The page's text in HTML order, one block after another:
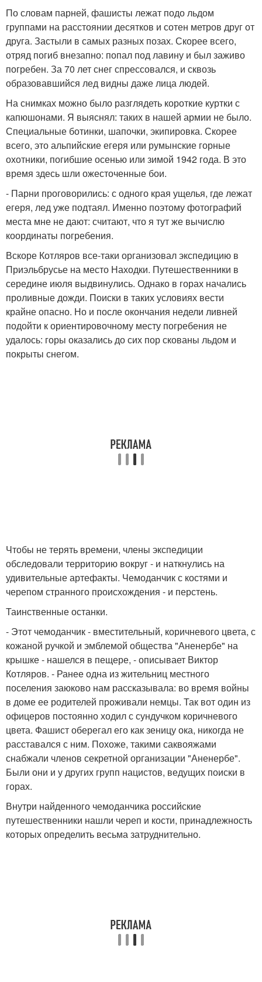
По словам парней, фашисты лежат подо льдом
группами на расстоянии десятков и сотен метров друг от
друга. Застыли в самых разных позах. Скорее всего,
отряд погиб внезапно: попал под лавину и был заживо
погребен. За 70 лет снег спрессовался, и сквозь
образовавшийся лед видны даже лица людей.
На снимках можно было разглядеть короткие куртки с
капюшонами. Я выяснял: таких в нашей армии не было.
Специальные ботинки, шапочки, экипировка. Скорее
всего, это альпийские егеря или румынские горные
охотники, погибшие осенью или зимой 1942 года. В это
время здесь шли ожесточенные бои.
- Парни проговорились: с одного края ущелья, где лежат
егеря, лед уже подтаял. Именно поэтому фотографий
места мне не дают: считают, что я тут же вычислю
координаты погребения.
Вскоре Котляров все-таки организовал экспедицию в
Приэльбрусье на место Находки. Путешественники в
середине июля выдвинулись. Однако в горах начались
проливные дожди. Поиски в таких условиях вести
крайне опасно. Но и после окончания недели ливней
подойти к ориентировочному месту погребения не
удалось: горы оказались до сих пор скованы льдом и
покрыты снегом.
Чтобы не терять времени, члены экспедиции
обследовали территорию вокруг - и наткнулись на
удивительные артефакты. Чемоданчик с костями и
черепом странного происхождения - и перстень.
Таинственные останки.
- Этот чемоданчик - вместительный, коричневого цвета, с
кожаной ручкой и эмблемой общества "Аненербе" на
крышке - нашелся в пещере, - описывает Виктор
Котляров. - Ранее одна из жительниц местного
поселения заюково нам рассказывала: во время войны
в доме ее родителей проживали немцы. Так вот один из
офицеров постоянно ходил с сундучком коричневого
цвета. Фашист оберегал его как зеницу ока, никогда не
расставался с ним. Похоже, такими саквояжами
снабжали членов секретной организации "Аненербе".
Были они и у других групп нацистов, ведущих поиски в
горах.
Внутри найденного чемоданчика российские
путешественники нашли череп и кости, принадлежность
которых определить весьма затруднительно.